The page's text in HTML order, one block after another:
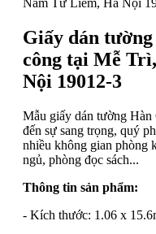
Giấy dán
công tại Mễ
Nội 19012-3
Mẫu giấy dán tường Hàn
đến sự sang trọng, quý
nhiều không gian phòng
ngủ, phòng đọc sách...
Thông tin sản phẩm:
- Kích thước: 1.06 x